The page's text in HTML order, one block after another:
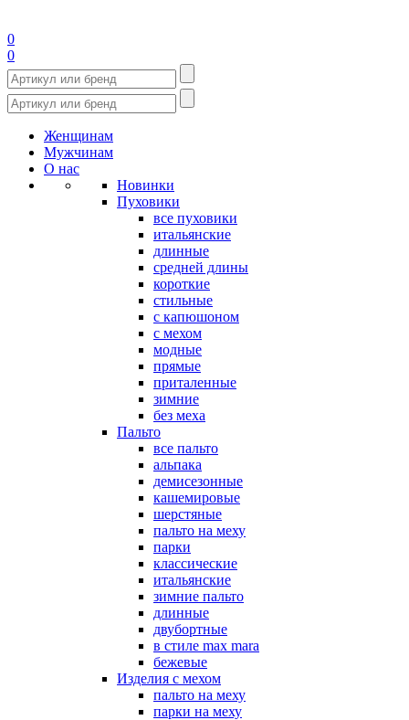
0
0
Женщинам
Мужчинам
О нас
Новинки
Пуховики
все пуховики
итальянские
длинные
средней длины
короткие
стильные
с капюшоном
с мехом
модные
прямые
приталенные
зимние
без меха
Пальто
все пальто
альпака
демисезонные
кашемировые
шерстяные
пальто на меху
парки
классические
итальянские
зимние пальто
длинные
двубортные
в стиле max mara
бежевые
Изделия с мехом
пальто на меху
парки на меху